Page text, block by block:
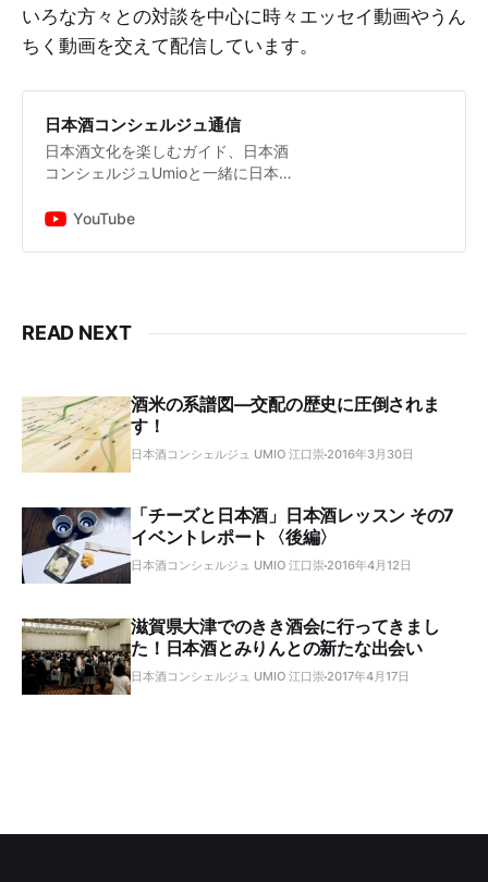
いろな方々との対談を中心に時々エッセイ動画やうん
ちく動画を交えて配信しています。
日本酒コンシェルジュ通信
日本酒文化を楽しむガイド、日本酒
コンシェルジュUmioと一緒に日本酒
ェルジュ #地酒 #きき酒 #テイステ
YouTube
READ NEXT
酒米の系譜図―交配の歴史に圧倒されま
す！
日本酒コンシェルジュ UMIO 江口崇 2016年3月30日
「チーズと日本酒」日本酒レッスン その7
イベントレポート〈後編〉
日本酒コンシェルジュ UMIO 江口崇 2016年4月12日
滋賀県大津でのきき酒会に行ってきまし
た！日本酒とみりんとの新たな出会い
日本酒コンシェルジュ UMIO 江口崇 2017年4月17日